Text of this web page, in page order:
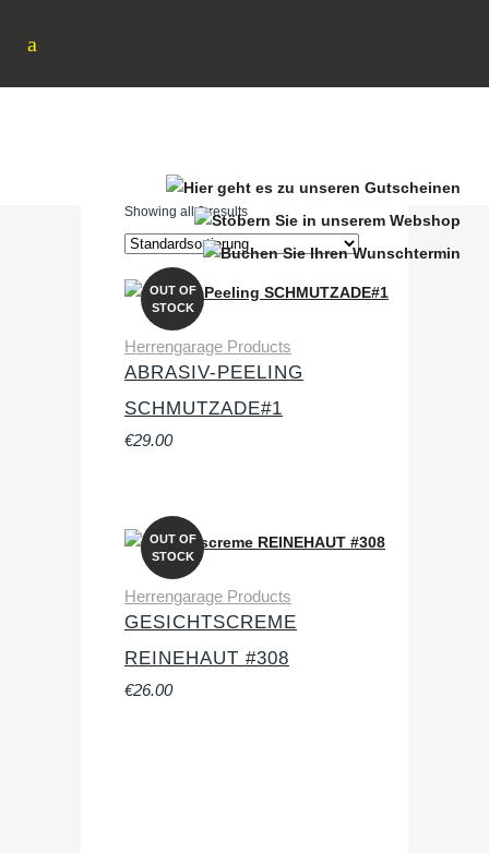
Showing all 2 results
OUT OF
STOCK
Herrengarage Products
ABRASIV-PEELING
SCHMUTZADE#1
€29.00
OUT OF
STOCK
Herrengarage Products
GESICHTSCREME
REINEHAUT #308
€26.00